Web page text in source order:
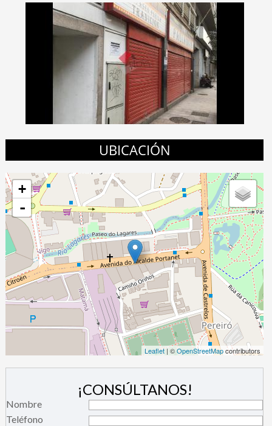
¡CONSÚLTANOS!
Nombre
Teléfono
UBICACIÓN
+
-
Leaflet | ©OpenStreetMapcontributors